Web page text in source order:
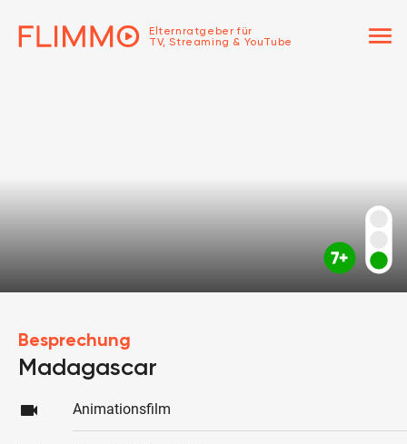
Elternratgeber für
TV, Streaming & YouTube
menu
Besprechung
Madagascar
videocam Animationsfilm